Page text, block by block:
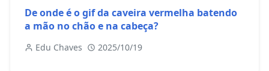
De onde é o gif da caveira vermelha batendo
a mão no chão e na cabeça?
Edu Chaves 2025/10/19